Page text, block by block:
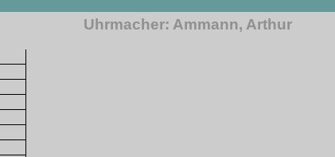
Uhrmacher: Ammann, Arthur